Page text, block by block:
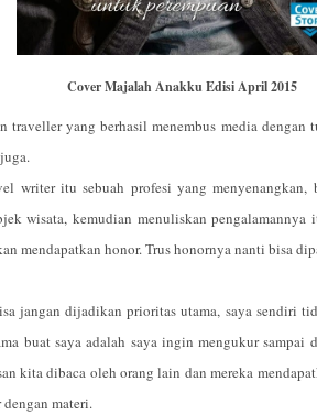
Cover Majalah Anakku Edisi April 2015
traveller yang berhasil menembus media dengan
writer itu sebuah profesi yang menyenangkan,
wisata, kemudian menuliskan
mendapatkan honor. Trus honornya nanti bisa
jangan dijadikan prioritas utama, saya sendiri
buat saya adalah saya ingin mengukur sampai
kita dibaca oleh orang lain dan mereka
materi.